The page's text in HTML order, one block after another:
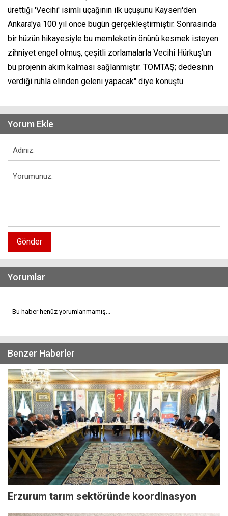
ürettiği 'Vecihi' isimli uçağının ilk uçuşunu Kayseri'den
Ankara'ya 100 yıl önce bugün gerçekleştirmiştir. Sonrasında
bir hüzün hikayesiyle bu memleketin önünü kesmek isteyen
zihniyet engel olmuş, çeşitli zorlamalarla Vecihi Hürkuş'un
bu projenin akim kalması sağlanmıştır. TOMTAŞ; dedesinin
verdiği ruhla elinden geleni yapacak" diye konuştu.
Yorum Ekle
Gönder
Yorumlar
Bu haber henüz yorumlanmamış...
Benzer Haberler
Erzurum tarım sektöründe koordinasyon